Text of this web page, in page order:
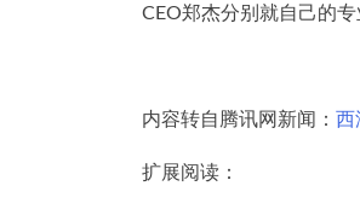
CEO郑杰分别就自己的
内容转自腾讯网新闻： 西
扩展阅读：